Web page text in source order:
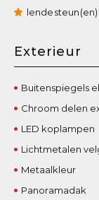
Exterieur
Buitenspiegels
Chroom delen
LED koplampen
Lichtmetalen
Metaalkleur
Panoramadak